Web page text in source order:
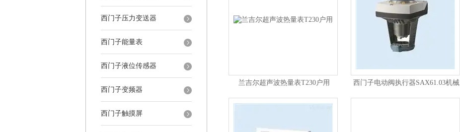
西门子压力变送器
西门子能量表
西门子液位传感器
西门子变频器
西门子触摸屏
兰吉尔超声波热量表T230户用
西门子电动阀执行器SAX61.03机械
式